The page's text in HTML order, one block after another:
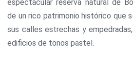
espectacular reserva natural de
de un rico patrimonio histórico que
sus calles estrechas y
edificios de tonos pastel.